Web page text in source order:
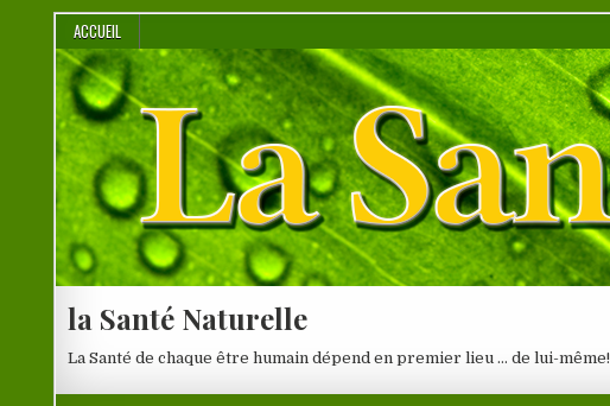
ACCUEIL
la Santé Naturelle
La Santé de chaque être humain dépend en premier lieu … de lui-même!